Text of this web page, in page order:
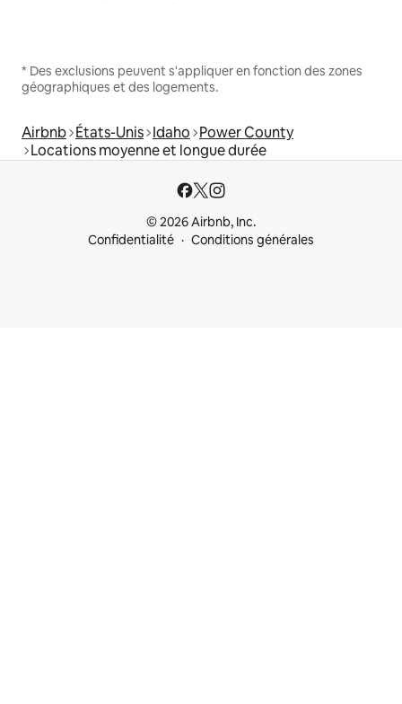
* Des exclusions peuvent s'appliquer en fonction des zones
géographiques et des logements.
Airbnb États-Unis Idaho Power County
Locations moyenne et longue durée
© 2026 Airbnb, Inc.
Confidentialité
Conditions générales